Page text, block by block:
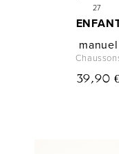
27
manuel
39,90 €